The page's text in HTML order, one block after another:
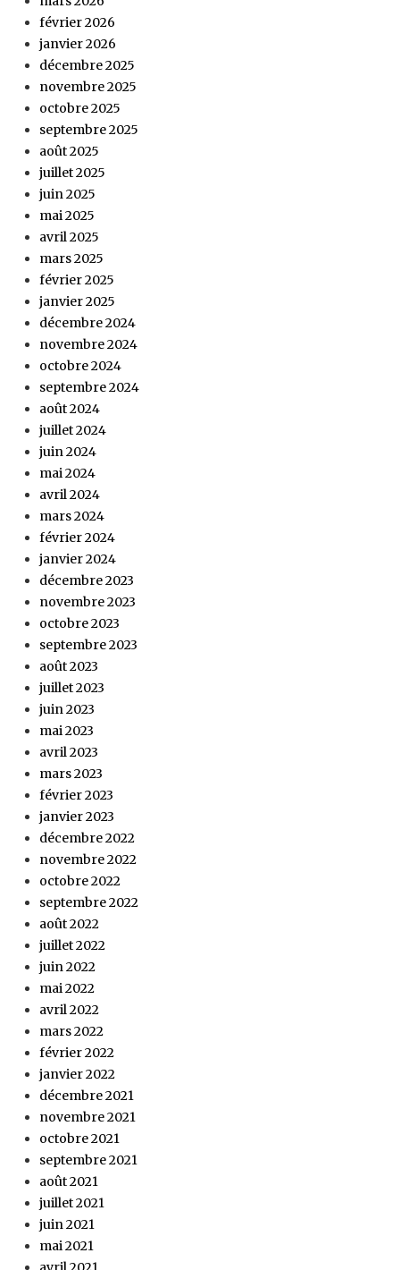
février 2026
janvier 2026
décembre 2025
novembre 2025
octobre 2025
septembre 2025
août 2025
juillet 2025
juin 2025
mai 2025
avril 2025
mars 2025
février 2025
janvier 2025
décembre 2024
novembre 2024
octobre 2024
septembre 2024
août 2024
juillet 2024
juin 2024
mai 2024
avril 2024
mars 2024
février 2024
janvier 2024
décembre 2023
novembre 2023
octobre 2023
septembre 2023
août 2023
juillet 2023
juin 2023
mai 2023
avril 2023
mars 2023
février 2023
janvier 2023
décembre 2022
novembre 2022
octobre 2022
septembre 2022
août 2022
juillet 2022
juin 2022
mai 2022
avril 2022
mars 2022
février 2022
janvier 2022
décembre 2021
novembre 2021
octobre 2021
septembre 2021
août 2021
juillet 2021
juin 2021
mai 2021